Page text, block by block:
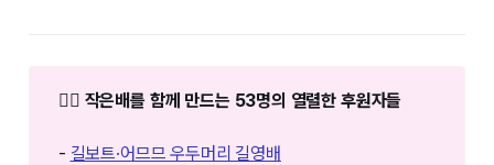
❤️‍🔥 작은배를 함께 만드는 53명의 열렬한 후원자들
- 길보트·어므므 우두머리 길영배